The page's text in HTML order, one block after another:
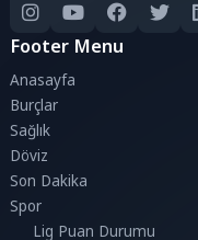
Footer Menu
Anasayfa
Burçlar
Sağlık
Döviz
Son Dakika
Spor
Lig Puan Durumu